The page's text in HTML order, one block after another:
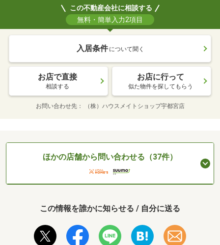
この不動産会社に相談する
無料・簡単入力2項目
入居条件 について聞く
お店で直接
相談する
お店に行って
似た物件を探してもらう
お問い合わせ先 （株）ハウスメイトショップ宇都宮店
ほかの店舗から問い合わせる（37件）
この情報を誰かに知らせる / 自分に送る